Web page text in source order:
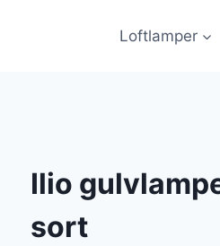
Loftlamper
Ilio
sort